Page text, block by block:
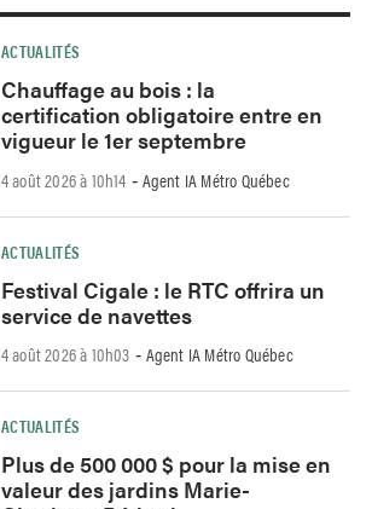
ACTUALITÉS
Chauffage au bois : la
certification obligatoire entre en
vigueur le 1er septembre
4 août 2026 à 10h14 - Agent IA Métro Québec
ACTUALITÉS
Festival Cigale : le RTC offrira un
service de navettes
4 août 2026 à 10h03 - Agent IA Métro Québec
ACTUALITÉS
Plus de 500 000 $ pour la mise en
valeur des jardins Marie-